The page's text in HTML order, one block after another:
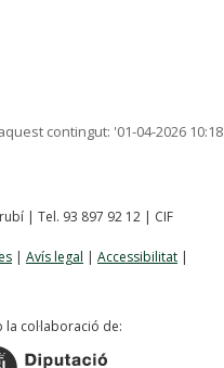
contingut: '01-04-2026 10:18
| Tel. 93 897 92 12 | CIF
| Avís legal | Accessibilitat |
la col·laboració de: